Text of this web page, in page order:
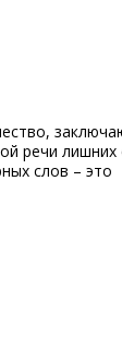
речи лишних
слов – это